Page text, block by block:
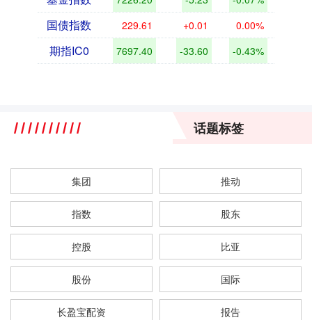
国债指数 229.61 +0.01 0.00%
期指IC0 7697.40 -33.60 -0.43%
话题标签
集团 推动
指数 股东
控股 比亚
股份 国际
长盈宝配资 报告